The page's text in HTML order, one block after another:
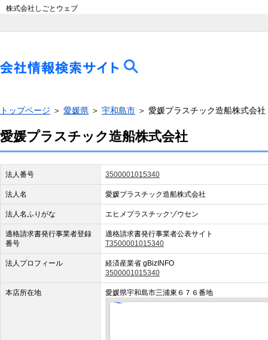
株式会社しごとウェブ
トップページ ＞ 愛媛県 ＞ 宇和島市 ＞ 愛媛プラスチック造船株式会社
愛媛プラスチック造船株式会社
法人番号 3500001015340
法人名 愛媛プラスチック造船株式会社
法人名ふりがな エヒメプラスチックゾウセン
適格請求書発行事業者登録
番号
適格請求書発行事業者公表サイト
T3500001015340
法人プロフィール
経済産業省 gBizINFO
3500001015340
本店所在地 愛媛県宇和島市三浦東６７６番地